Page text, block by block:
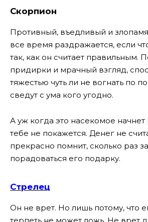
Скорпион
Противный, въедливый и
все время раздражается, если
так, как он считает правильным.
придирки и мрачный взгляд,
тяжестью чуть ли не вогнать по
сведут с ума кого угодно.
А уж когда это насекомое начнет
тебе не покажется. Денег не
прекрасно помнит, сколько раз
порадоваться его подарку.
Стрелец
Он не врет. Но лишь потому, что